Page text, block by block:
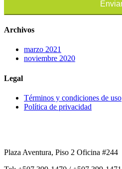
Archivos
marzo 2021
noviembre 2020
Legal
Términos y condiciones de uso
Política de privacidad
Plaza Aventura, Piso 2 Oficina #244